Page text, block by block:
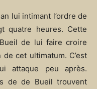
lui intimant l’ordre de
quatre heures. Cette
de lui faire croire
de cet ultimatum. C’est
attaque peu après.
de de Bueil trouvent